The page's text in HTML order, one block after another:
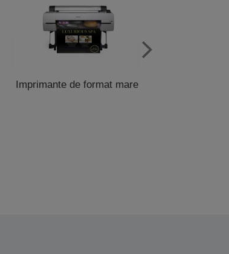
Imprimante de format mare